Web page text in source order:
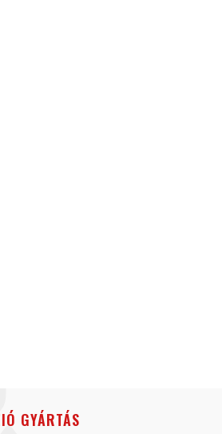
GYÁRTÁS